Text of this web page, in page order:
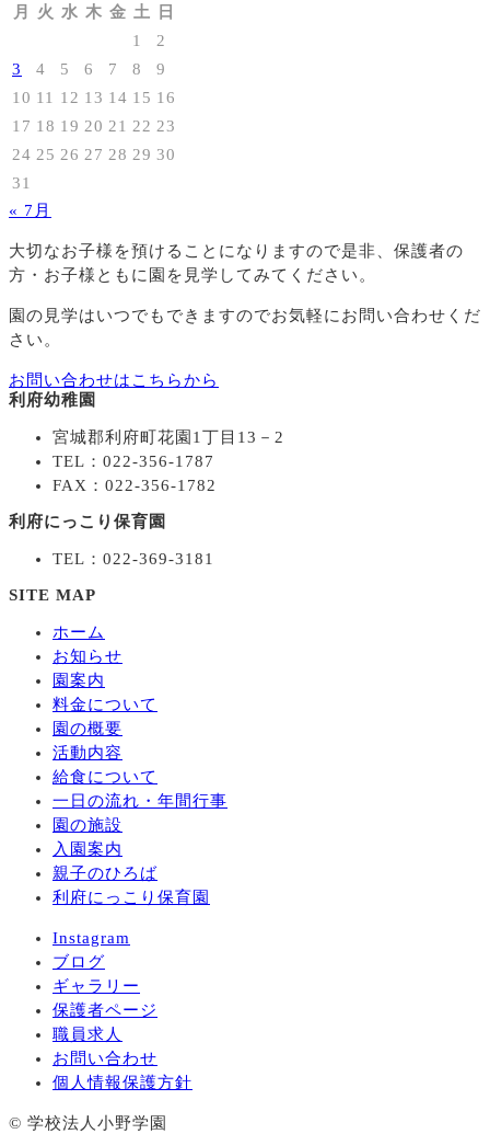
月
火 水 木 金 土
日
1
2
3
4 5 6 7 8
9
10 11 12 13 14 15 16
17 18 19 20 21 22 23
24 25 26 27 28 29 30
31
« 7月
大切なお子様を預けることになりますので是非、保護者の
方・お子様ともに園を見学してみてください。
園の見学はいつでもできますのでお気軽にお問い合わせくだ
さい。
お問い合わせはこちらから
利府幼稚園
宮城郡利府町花園1丁目13－2
TEL：022-356-1787
FAX：022-356-1782
利府にっこり保育園
TEL：022-369-3181
SITE MAP
ホーム
お知らせ
園案内
料金について
園の概要
活動内容
給食について
一日の流れ・年間行事
園の施設
入園案内
親子のひろば
利府にっこり保育園
Instagram
ブログ
ギャラリー
保護者ページ
職員求人
お問い合わせ
個人情報保護方針
© 学校法人小野学園